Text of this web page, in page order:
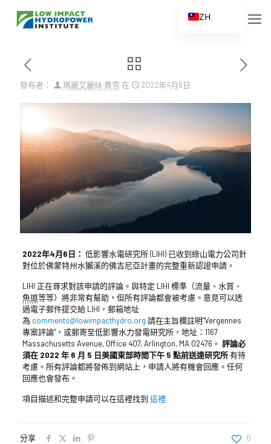
發布者： 瑪麗艾麗絲·費雪 在 2022年4月6日
2022年4月6日： 低影響水電研究所 (LIHI) 已收到綠山電力公司針
對位於佛蒙特州水獺溪的佛吉尼亞計畫的完整重新認證申請。
LIHI 正在尋求對該申請的評論。與特定 LIHI 標準（流量、水質、
魚道等等）將非常有幫助，但所有評論都會被考慮。意見可以透
過電子郵件提交給 LIHI，郵箱地址
為 comments@lowimpacthydro.org 請在主旨欄註明“Vergennes
專案評論”，或郵寄至低影響水力發電研究所，地址：1167
Massachusetts Avenue, Office 407, Arlington, MA 02476。 評論必
須在 2022 年 6 月 5 日美國東部時間下午 5 點前送達研究所有待
考慮。所有評論都將發佈到網站上，申請人將有機會回應。任何
回應也會發布。
項目描述和完整申請可以在這裡找到 這裡.
分享 0
ZH